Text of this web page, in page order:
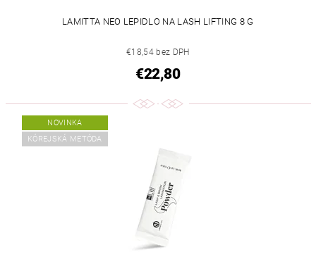
LAMITTA NEO LEPIDLO NA LASH LIFTING 8 G
€18,54 bez DPH
€22,80
NOVINKA
KÓREJSKÁ METÓDA